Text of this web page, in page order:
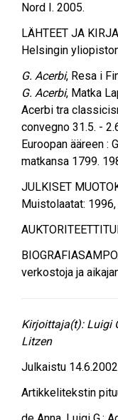
Nord I. 2005.
LÄHTEET JA
Helsingin
G. Acerbi, Resa i
G. Acerbi, Matka
Acerbi tra
convegno 31.5. -
Euroopan ääreen :
matkansa 1799.
JULKISET
Muistolaatat:
verkostoja ja
Kirjoittaja(t): Luigi
Litzen
Julkaistu 14.6.2002
Artikkelitekstin